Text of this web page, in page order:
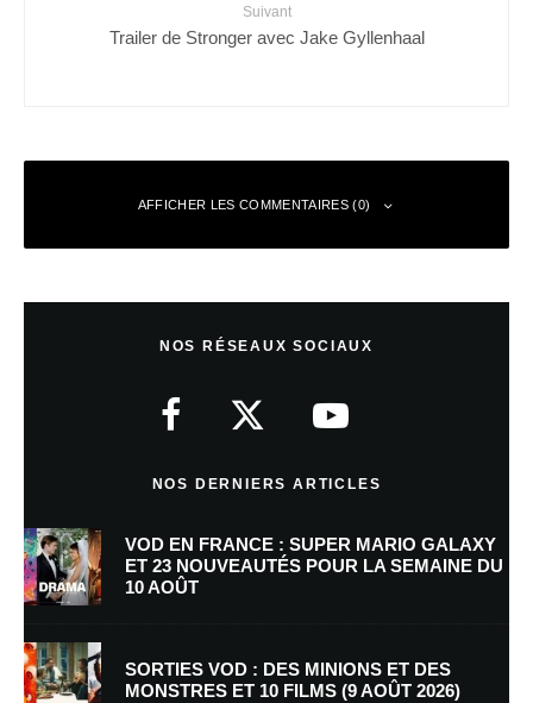
Suivant
Trailer de Stronger avec Jake Gyllenhaal
AFFICHER LES COMMENTAIRES (0)
NOS RÉSEAUX SOCIAUX
NOS DERNIERS ARTICLES
VOD EN FRANCE : SUPER MARIO GALAXY
ET 23 NOUVEAUTÉS POUR LA SEMAINE DU
10 AOÛT
SORTIES VOD : DES MINIONS ET DES
MONSTRES ET 10 FILMS (9 AOÛT 2026)